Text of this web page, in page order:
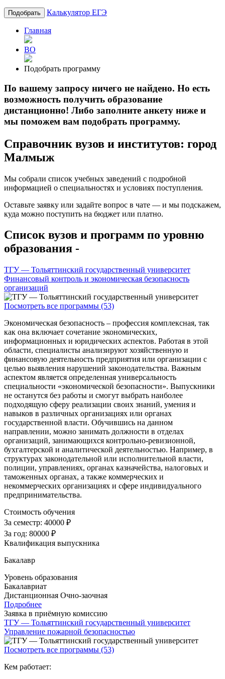
Подобрать Калькулятор ЕГЭ
Главная
ВО
Подобрать программу
По вашему запросу ничего не найдено. Но есть
возможность получить образование
дистанционно! Либо заполните анкету ниже и
мы поможем вам подобрать программу.
Справочник вузов и институтов: город
Малмыж
Мы собрали список учебных заведений с подробной
информацией о специальностях и условиях поступления.
Оставьте заявку или задайте вопрос в чате — и мы подскажем,
куда можно поступить на бюджет или платно.
Список вузов и программ по уровню
образования -
ТГУ — Тольяттинский государственный университет
Финансовый контроль и экономическая безопасность
организаций
Посмотреть все программы (53)
Экономическая безопасность – профессия комплексная, так
как она включает сочетание экономических,
информационных и юридических аспектов. Работая в этой
области, специалисты анализируют хозяйственную и
финансовую деятельность предприятия или организации с
целью выявления нарушений законодательства. Важным
аспектом является определенная универсальность
специальности «экономической безопасности». Выпускники
не останутся без работы и смогут выбрать наиболее
подходящую сферу реализации своих знаний, умения и
навыков в различных организациях или органах
государственной власти. Обучившись на данном
направлении, можно занимать должности в отделах
организаций, занимающихся контрольно-ревизионной,
бухгалтерской и аналитической деятельностью. Например, в
структурах законодательной или исполнительной власти,
полиции, управлениях, органах казначейства, налоговых и
таможенных органах, а также коммерческих и
некоммерческих организациях и сфере индивидуального
предпринимательства.
Стоимость обучения
За семестр: 40000 ₽
За год: 80000 ₽
Квалификация выпускника
Бакалавр
Уровень образования
Бакалавриат
Дистанционная Очно-заочная
Подробнее
Заявка в приёмную комиссию
ТГУ — Тольяттинский государственный университет
Управление пожарной безопасностью
Посмотреть все программы (53)
Кем работает: